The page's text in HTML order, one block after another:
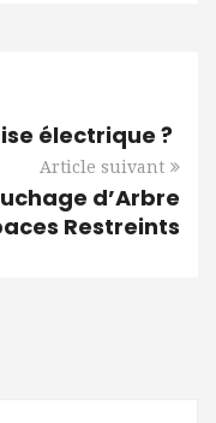
électrique ?
Article suivant
d’Arbre
Restreints